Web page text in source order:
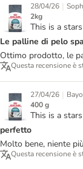
28/04/26 |
2kg
This is a
Le palline di pelo
Ottimo prodotto, le
Questa recensione è
27/04/26 |
400 g
This is a
perfetto
Molto bene, niente
Questa recensione è